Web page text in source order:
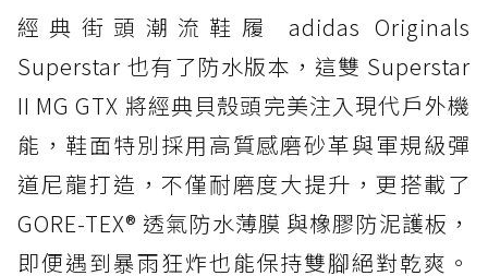
防水鞋推薦 4. ASICS TRABUCO 14 GTX：搭
載 GORE-TEX 隱形貼合科技，全方位防水神鞋
防水鞋推薦 5. Salomon XT-6 GORE-TEX：潮
人必備山系鞋王！防滑、防水與街頭顏值一次攻
頂
防水鞋推薦 6. HOKA Stinson Evo GTX：越野
復刻厚底，GORE-TEX 防水與增高神器一次滿
經典街頭潮流鞋履 adidas Originals
Superstar 也有了防水版本，這雙 Superstar
II MG GTX 將經典貝殼頭完美注入現代戶外機
能，鞋面特別採用高質感磨砂革與軍規級彈
道尼龍打造，不僅耐磨度大提升，更搭載了
GORE-TEX® 透氣防水薄膜 與橡膠防泥護板，
即便遇到暴雨狂炸也能保持雙腳絕對乾爽。